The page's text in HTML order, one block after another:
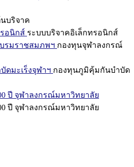
นบริจาค
อนิกส์ ระบบบริจาคอิเล็กทรอนิกส์
รมราชสมภพฯ กองทุนจุฬาลงกรณ์
มะเร็งจุฬาฯ กองทุนภูมิคุ้มกันบำบัด
ปี จุฬาลงกรณ์มหาวิทยาลัย
ปี จุฬาลงกรณ์มหาวิทยาลัย